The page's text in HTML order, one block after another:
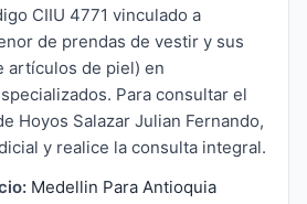
CIIU 4771 vinculado a
de prendas de vestir y sus
artículos de piel) en
Para consultar el
Hoyos Salazar Julian Fernando,
y realice la consulta integral.
Medellin Para Antioquia